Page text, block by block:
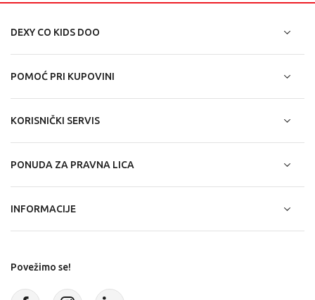
DEXY CO KIDS DOO
POMOĆ PRI KUPOVINI
KORISNIČKI SERVIS
PONUDA ZA PRAVNA LICA
INFORMACIJE
Povežimo se!